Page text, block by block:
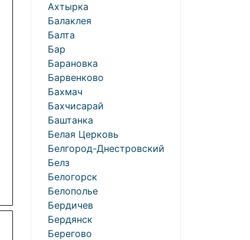
Ахтырка
Балаклея
Балта
Бар
Барановка
Барвенково
Бахмач
Бахчисарай
Баштанка
Белая Церковь
Белгород-Днестровский
Белз
Белогорск
Белополье
Бердичев
Бердянск
Берегово